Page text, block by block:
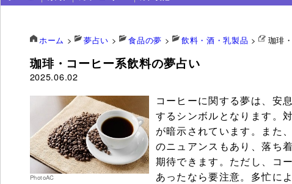
ホーム > 夢占い > 食品の夢 > 飲料・酒・乳製品 > 珈琲
珈琲・コーヒー系飲料の夢占い
2025.06.02
PhotoAC
コーヒーに関する夢は、安
するシンボルとなります。
が暗示されています。また
のニュアンスもあり、落ち
期待できます。ただし、コ
あったなら要注意。多忙に